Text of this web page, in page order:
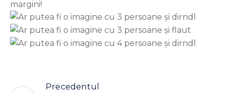
margini!
Precedentul